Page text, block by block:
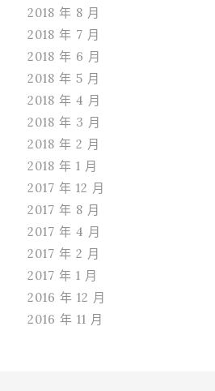
2018 年 8 月
2018 年 7 月
2018 年 6 月
2018 年 5 月
2018 年 4 月
2018 年 3 月
2018 年 2 月
2018 年 1 月
2017 年 12 月
2017 年 8 月
2017 年 4 月
2017 年 2 月
2017 年 1 月
2016 年 12 月
2016 年 11 月